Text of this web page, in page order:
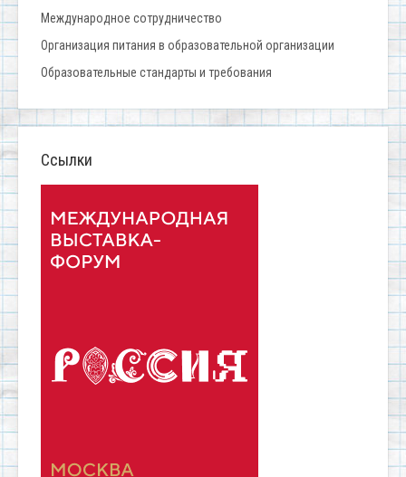
Международное сотрудничество
Организация питания в образовательной организации
Образовательные стандарты и требования
Ссылки